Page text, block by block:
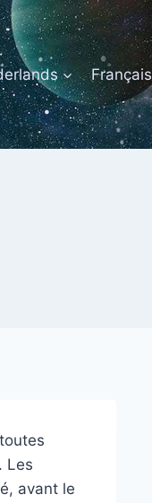
Français
Les
avant le